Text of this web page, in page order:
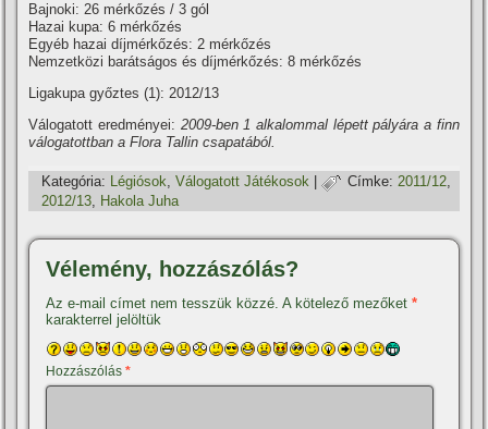
Bajnoki: 26 mérkőzés / 3 gól
Hazai kupa: 6 mérkőzés
Egyéb hazai dí­jmérkőzés: 2 mérkőzés
Nemzetközi barátságos és dí­jmérkőzés: 8 mérkőzés
Ligakupa győztes (1): 2012/13
Válogatott eredményei: 2009-ben 1 alkalommal lépett pályára a finn
válogatottban a Flora Tallin csapatából.
Kategória: Légiósok,Válogatott Játékosok | Címke: 2011/12,
2012/13, Hakola Juha
Vélemény, hozzászólás?
Az e-mail címet nem tesszük közzé. A kötelező mezőket*
karakterrel jelöltük
Hozzászólás*